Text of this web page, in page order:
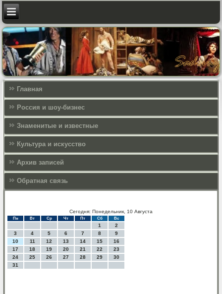
Главная
Россия и шоу-бизнес
Знаменитые и известные
Культура и искусcтво
Архив записей
Обратная связь
Сегодня: Понедельник, 10 Августа
Пн Вт Ср Чт Пт Сб Вс
1
2
3
4 5 6 7 8
9
10
11 12 13 14 15
16
17
18 19 20 21 22
23
24
25 26 27 28 29
30
31